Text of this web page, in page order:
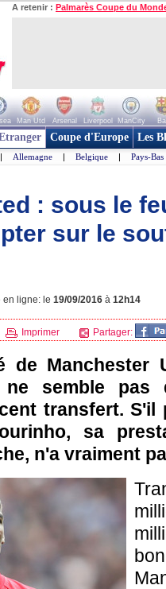
A retenir : Palmarès Coupe du
Man Utd Arsenal Liverpool ManCity
Coupe d'Europe Les
| Allemagne | Belgique | Pays-Bas
: sous le
sur le
en ligne: le 19/09/2016 à 12h14
Imprimer Partager:
de Manchester
semble pas
transfert. S'il
sa
n'a vraiment